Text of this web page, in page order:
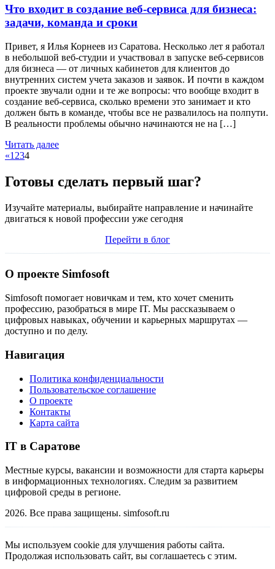
Что входит в создание веб-сервиса для бизнеса:
задачи, команда и сроки
Привет, я Илья Корнеев из Саратова. Несколько лет я работал
в небольшой веб-студии и участвовал в запуске веб-сервисов
для бизнеса — от личных кабинетов для клиентов до
внутренних систем учета заказов и заявок. И почти в каждом
проекте звучали одни и те же вопросы: что вообще входит в
создание веб-сервиса, сколько времени это занимает и кто
должен быть в команде, чтобы все не развалилось на полпути.
В реальности проблемы обычно начинаются не на […]
Читать далее
«1 234
Готовы сделать первый шаг?
Изучайте материалы, выбирайте направление и начинайте
двигаться к новой профессии уже сегодня
Перейти в блог
О проекте Simfosoft
Simfosoft помогает новичкам и тем, кто хочет сменить
профессию, разобраться в мире IT. Мы рассказываем о
цифровых навыках, обучении и карьерных маршрутах —
доступно и по делу.
Навигация
Политика конфиденциальности
Пользовательское соглашение
О проекте
Контакты
Карта сайта
IT в Саратове
Местные курсы, вакансии и возможности для старта карьеры
в информационных технологиях. Следим за развитием
цифровой среды в регионе.
2026. Все права защищены. simfosoft.ru
Мы используем cookie для улучшения работы сайта.
Продолжая использовать сайт, вы соглашаетесь с этим.